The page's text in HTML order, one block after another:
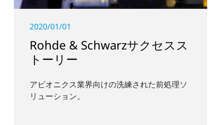
2020/01/01
Rohde & Schwarzサクセスス
トーリー
アビオニクス業界向けの洗練された前処理ソ
リューション。